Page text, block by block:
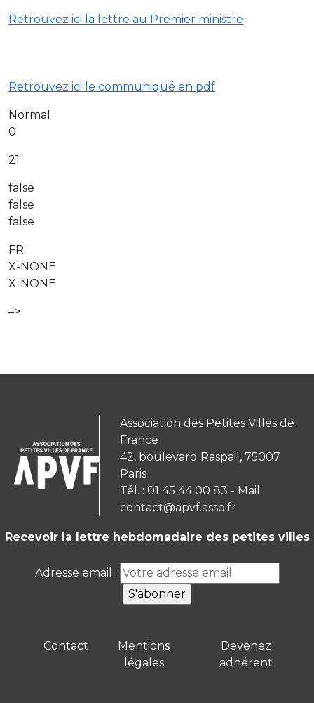
Retrouvez ici la lettre au Premier ministre
Retrouvez ici le communiqué en pdf
Normal
0
21
false
false
false
FR
X-NONE
X-NONE
–>
Association des Petites Villes de
France
42, boulevard Raspail, 75007
Paris
Tél. : 01 45 44 00 83 - Mail:
contact@apvf.asso.fr
Recevoir la lettre hebdomadaire des petites villes
Adresse email :
Contact
Mentions
légales
Devenez
adhérent